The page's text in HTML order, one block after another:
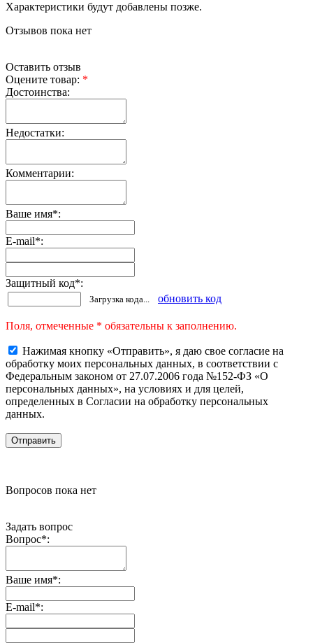
Характеристики будут добавлены позже.
Отзывов пока нет
Оставить отзыв
Оцените товар: *
Достоинства:
Недостатки:
Комментарии:
Ваше имя*:
E-mail*:
Защитный код*:
Загрузка кода... обновить код
Поля, отмеченные * обязательны к заполнению.
Нажимая кнопку «Отправить», я даю свое согласие на
обработку моих персональных данных, в соответствии с
Федеральным законом от 27.07.2006 года №152-ФЗ «О
персональных данных», на условиях и для целей,
определенных в Согласии на обработку персональных
данных.
Вопросов пока нет
Задать вопрос
Вопрос*:
Ваше имя*:
E-mail*: